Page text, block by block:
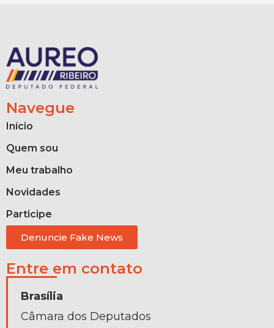
Navegue
Início
Quem sou
Meu trabalho
Novidades
Participe
Denuncie Fake News
Entre em contato
Brasília
Câmara dos Deputados